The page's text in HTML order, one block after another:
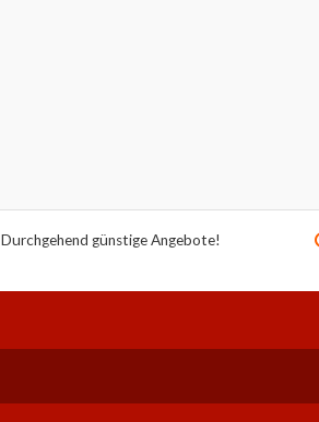
Durchgehend günstige Angebote!